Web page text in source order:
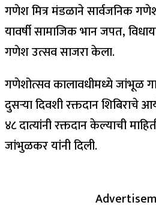
गणेश मित्र मंडळाने सार्वजनिक
यावर्षी सामाजिक भान जपत,
गणेश उत्सव साजरा केला.
गणेशोत्सव कालावधीमध्ये जांभूळ
दुसऱ्या दिवशी रक्तदान शिबिराचे
४८ दात्यांनी रक्तदान केल्याची
जांभुळकर यांनी दिली.